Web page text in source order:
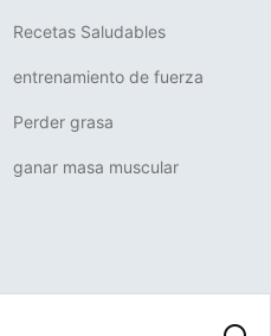
Recetas Saludables
entrenamiento de fuerza
Perder grasa
ganar masa muscular